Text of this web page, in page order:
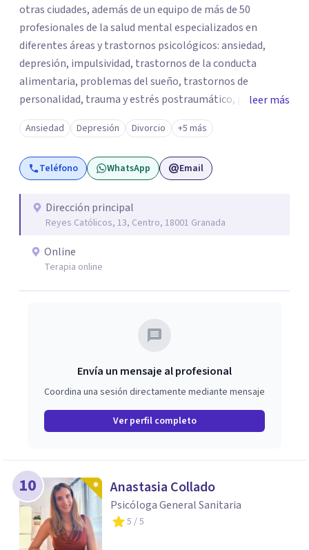
otras ciudades, además de un equipo de más de 50
profesionales de la salud mental especializados en
diferentes áreas y trastornos psicológicos: ansiedad,
depresión, impulsividad, trastornos de la conducta
alimentaria, problemas del sueño, trastornos de
personalidad, trauma y estrés postraumático, psicología
infantil y juvenil, terapia de pareja, psicología jurídica,
psiquiatría, neuropsicología, entre otros. PsicoAbreu
dispone de un equipo de especialistas formados en una
amplia variedad de técnicas y orientaciones psicológicas,
hipnosis regresiva, terapia analítico-funcional, terapia de
aceptación y compromiso, terapia sistémica o
leer más
Ansiedad Depresión Divorcio +5 más
Teléfono WhatsApp Email
Dirección principal
Reyes Católicos, 13, Centro, 18001 Granada
Online
Terapia online
Envía un mensaje al profesional
Coordina una sesión directamente mediante mensaje
Ver perfil completo
10 Anastasia Collado
Psicóloga General Sanitaria
5 / 5